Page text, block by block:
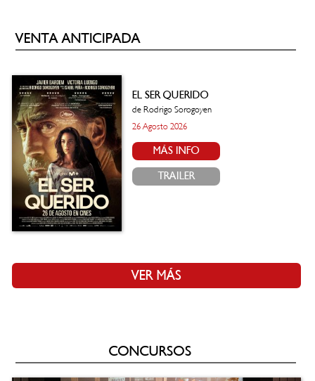
VENTA ANTICIPADA
EL SER QUERIDO
de Rodrigo Sorogoyen
26 Agosto 2026
MÁS INFO
TRAILER
VER MÁS
CONCURSOS